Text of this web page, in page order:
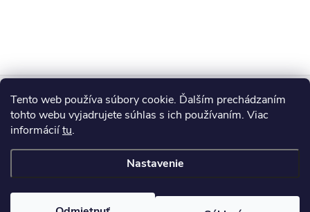
Tento web používa súbory cookie. Ďalším prechádzaním
tohto webu vyjadrujete súhlas s ich používaním. Viac
informáciítu.
Nastavenie
Z
á
p
ä
Blog
Informácie pre vás
. Všetky práva vyhradené.